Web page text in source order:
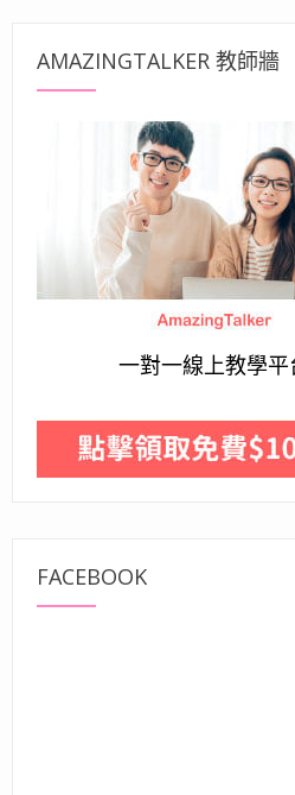
AMAZINGTALKER 教師牆
一對一線上教學平
FACEBOOK